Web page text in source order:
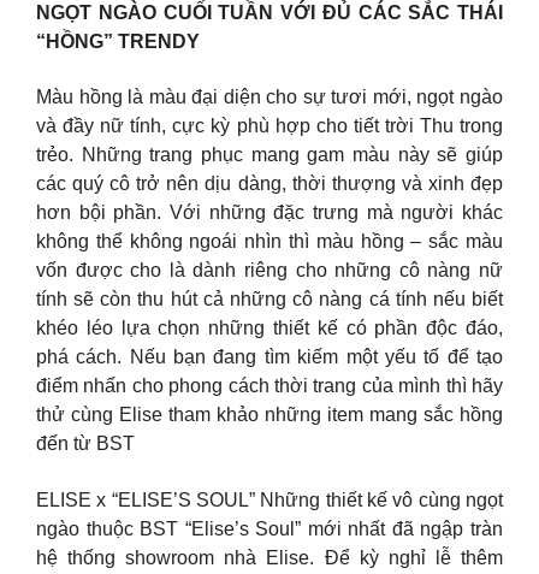
NGỌT NGÀO CUỐI TUẦN VỚI ĐỦ CÁC SẮC THÁI
“HỒNG” TRENDY
Màu hồng là màu đại diện cho sự tươi mới, ngọt ngào
và đầy nữ tính, cực kỳ phù hợp cho tiết trời Thu trong
trẻo. Những trang phục mang gam màu này sẽ giúp
các quý cô trở nên dịu dàng, thời thượng và xinh đẹp
hơn bội phần. Với những đặc trưng mà người khác
không thể không ngoái nhìn thì màu hồng – sắc màu
vốn được cho là dành riêng cho những cô nàng nữ
tính sẽ còn thu hút cả những cô nàng cá tính nếu biết
khéo léo lựa chọn những thiết kế có phần độc đáo,
phá cách. Nếu bạn đang tìm kiếm một yếu tố để tạo
điểm nhấn cho phong cách thời trang của mình thì hãy
thử cùng Elise tham khảo những item mang sắc hồng
đến từ BST
ELISE x “ELISE’S SOUL” Những thiết kế vô cùng ngọt
ngào thuộc BST “Elise’s Soul” mới nhất đã ngập tràn
hệ thống showroom nhà Elise. Để kỳ nghỉ lễ thêm